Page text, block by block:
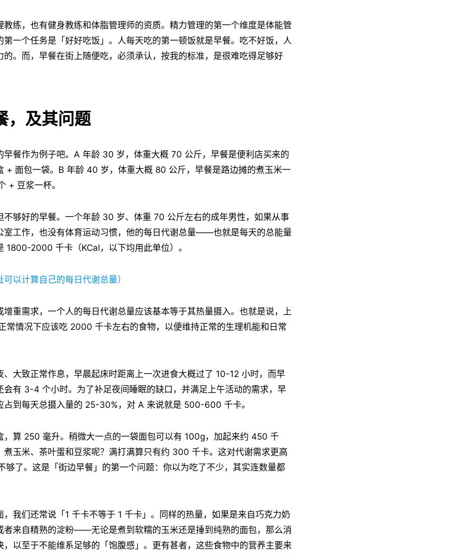
教练，也有健身教练和体脂管理师的资质。精力管理的第一个维度是体能管
第一个任务是「好好吃饭」。人每天吃的第一顿饭就是早餐。吃不好饭，人
的。而，早餐在街上随便吃，必须承认，按我的标准，是很难吃得足够好
，及其问题
早餐作为例子吧。A 年龄 30 岁，体重大概 70 公斤，早餐是便利店买来的
+ 面包一袋。B 年龄 40 岁，体重大概 80 公斤，早餐是路边摊的煮玉米一
+ 豆浆一杯。
不够好的早餐。一个年龄 30 岁、体重 70 公斤左右的成年男性，如果从事
室工作，也没有体育运动习惯，他的每日代谢总量——也就是每天的总能量
2000 千卡（KCal，以下均用此单位）。
可以计算自己的每日代谢总量）
增重需求，一个人的每日代谢总量应该基本等于其热量摄入。也就是说，上
常情况下应该吃 2000 千卡左右的食物，以便维持正常的生理机能和日常
、大致正常作息，早晨起床时距离上一次进食大概过了 10-12 小时，而早
会有 3-4 个小时。为了补足夜间睡眠的缺口，并满足上午活动的需求，早
占到每天总摄入量的 25-30%，对 A 来说就是 500-600 千卡。
，算 250 毫升。稍微大一点的一袋面包可以有 100g，加起来约 450 千
煮玉米、茶叶蛋和豆浆呢？满打满算只有约 300 千卡。这对代谢需求更高
够了。这是「街边早餐」的第一个问题：你以为吃了不少，其实连数量都
，我们还常说「1 千卡不等于 1 千卡」。同样的热量，如果是来自巧克力奶
者来自精熟的淀粉——无论是煮到软糯的玉米还是捶到纯熟的面包，那么消
，以至于不能维系足够的「饱腹感」。更有甚者，这些食物中的营养主要来